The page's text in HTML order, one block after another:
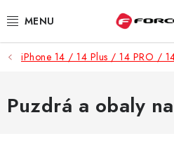
na
PUZDRÁ A OBALY
TVRDENÉ SKLÁ
iPhone 14 / 14 Plus / 14 PRO /
Puzdrá a obaly